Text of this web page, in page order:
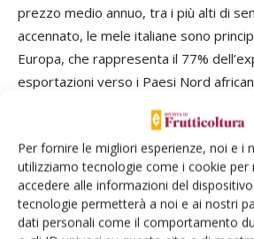
Per fornire le migliori esperienze, noi e i
utilizziamo tecnologie come i cookie
accedere alle informazioni del
tecnologie permetterà a noi e ai nostri
dati personali come il comportamento
prezzo medio annuo, tra i più alti di
accennato, le mele italiane sono
Europa, che rappresenta il 77%
esportazioni verso i Paesi Nord
appena 35.000 t (-59% sul 2016-17),
particolarmente marcato per Egitto e
generale, le movimentazioni verso i
Ue, verso il Medio Oriente, il Sud
particolare l’India.
Le condizioni di mercato della